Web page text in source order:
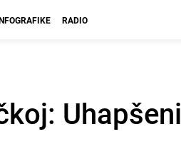
RADIO
Uhapšeni